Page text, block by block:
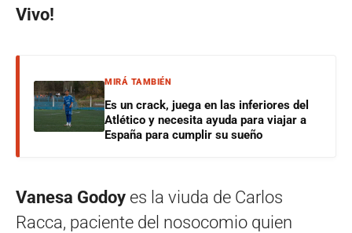
Vivo!
MIRÁ TAMBIÉN
Es un crack, juega en las inferiores del
Atlético y necesita ayuda para viajar a
España para cumplir su sueño
Vanesa Godoy es la viuda de Carlos
Racca, paciente del nosocomio quien